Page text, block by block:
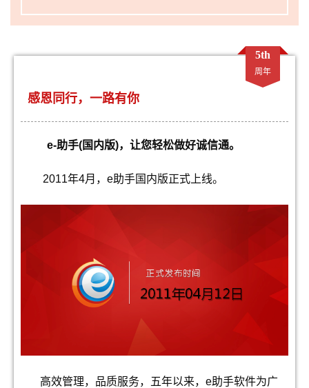
5th
周年
感恩同行，一路有你
e-助手(国内版)，让您轻松做好诚信通。
2011年4月， e助手国内版正式上线。
高效管理，品质服务，五年以来， e助手软件为广